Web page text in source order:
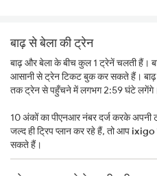
बाढ़ से बेला की ट्रेन
बाढ़ और बेला के बीच कुल 1 ट्रेनें चलती हैं।
आसानी से ट्रेन टिकट बुक कर सकते हैं। बाढ़
तक ट्रेन से पहुँचने में लगभग 2:59 घंटे
10 अंकों का पीएनआर नंबर दर्ज करके अपनी
जल्द ही ट्रिप प्लान कर रहे हैं, तो आपixigo
सकते हैं।